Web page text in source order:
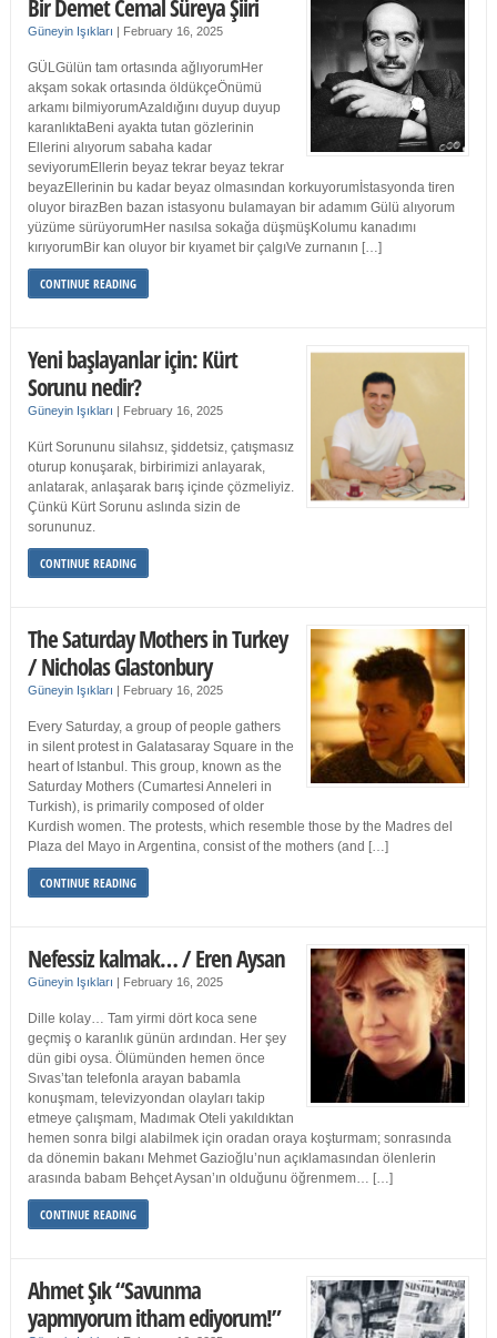
Bir Demet Cemal Süreya Şiiri
Güneyin Işıkları | February 16, 2025
GÜLGülün tam ortasında ağlıyorumHer
akşam sokak ortasında öldükçeÖnümü
arkamı bilmiyorumAzaldığını duyup duyup
karanlıktaBeni ayakta tutan gözlerinin
Ellerini alıyorum sabaha kadar
seviyorumEllerin beyaz tekrar beyaz tekrar
beyazEllerinin bu kadar beyaz olmasından korkuyorumİstasyonda tiren
oluyor birazBen bazan istasyonu bulamayan bir adamım Gülü alıyorum
yüzüme sürüyorumHer nasılsa sokağa düşmüşKolumu kanadımı
kırıyorumBir kan oluyor bir kıyamet bir çalgıVe zurnanın […]
CONTINUE READING
Yeni başlayanlar için: Kürt
Sorunu nedir?
Güneyin Işıkları | February 16, 2025
Kürt Sorununu silahsız, şiddetsiz, çatışmasız
oturup konuşarak, birbirimizi anlayarak,
anlatarak, anlaşarak barış içinde çözmeliyiz.
Çünkü Kürt Sorunu aslında sizin de
sorununuz.
CONTINUE READING
The Saturday Mothers in Turkey
/ Nicholas Glastonbury
Güneyin Işıkları | February 16, 2025
Every Saturday, a group of people gathers
in silent protest in Galatasaray Square in the
heart of Istanbul. This group, known as the
Saturday Mothers (Cumartesi Anneleri in
Turkish), is primarily composed of older
Kurdish women. The protests, which resemble those by the Madres del
Plaza del Mayo in Argentina, consist of the mothers (and […]
CONTINUE READING
Nefessiz kalmak… / Eren Aysan
Güneyin Işıkları | February 16, 2025
Dille kolay… Tam yirmi dört koca sene
geçmiş o karanlık günün ardından. Her şey
dün gibi oysa. Ölümünden hemen önce
Sıvas’tan telefonla arayan babamla
konuşmam, televizyondan olayları takip
etmeye çalışmam, Madımak Oteli yakıldıktan
hemen sonra bilgi alabilmek için oradan oraya koşturmam; sonrasında
da dönemin bakanı Mehmet Gazioğlu’nun açıklamasından ölenlerin
arasında babam Behçet Aysan’ın olduğunu öğrenmem… […]
CONTINUE READING
Ahmet Şık “Savunma
yapmıyorum itham ediyorum!”